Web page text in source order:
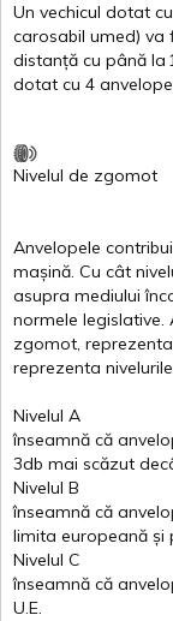
Un vechicul dotat
carosabil umed) va
distanță cu până la
dotat cu 4 anvelope
Nivelul de zgomot
Anvelopele
mașină. Cu cât
asupra mediului
normele legislative.
zgomot,
reprezenta nivelurile
Nivelul A
înseamnă că
3db mai scăzut
Nivelul B
înseamnă că
limita europeană și
Nivelul C
înseamnă că
U.E.